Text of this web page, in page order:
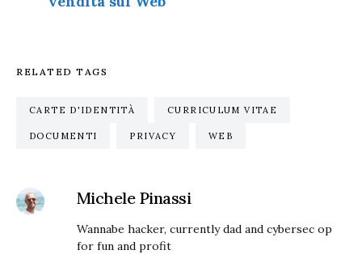
RELATED TAGS
CARTE D'IDENTITÀ CURRICULUM VITAE
DOCUMENTI PRIVACY WEB
Michele Pinassi
Wannabe hacker, currently dad and cybersec op
for fun and profit